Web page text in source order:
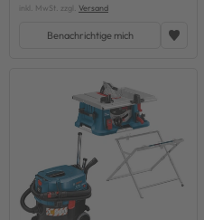
inkl. MwSt. zzgl. Versand
Benachrichtige mich